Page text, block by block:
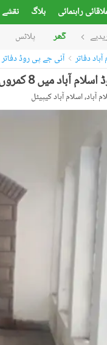
راہنمائی بلاگ نقشے
گھر پلاٹس
دفاتر آئی جے پی روڈ دفاتر
کنال دفتر 4.0 لاکھ میں کرایہ پر دستیاب ہے۔
اسلام آباد کیپیٹل